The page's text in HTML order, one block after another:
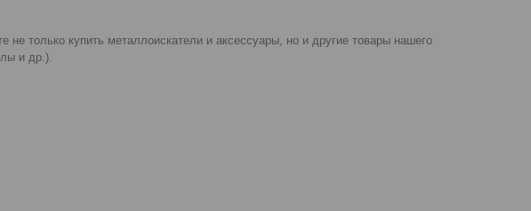
только купить металлоискатели и аксессуары, но и другие товары нашего
и др.).